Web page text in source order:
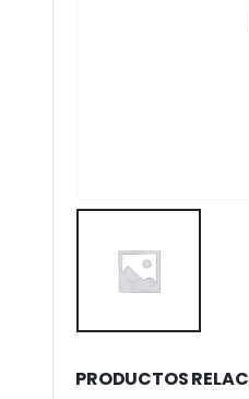
PRODUCTOS